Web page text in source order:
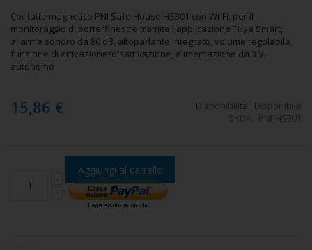
Contatto magnetico PNI Safe House HS301 con Wi-Fi, per il
monitoraggio di porte/finestre tramite l'applicazione Tuya Smart,
allarme sonoro da 80 dB, altoparlante integrato, volume regolabile,
funzione di attivazione/disattivazione, alimentazione da 3 V,
autonomo
15,86 € Disponibilita': Disponibile
SKU
PNI-HS301
Aggiungi al carrello